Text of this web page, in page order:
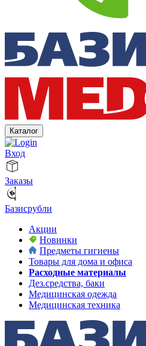
Каталог
Вход
Заказы
Базисрубли
Акции
Новинки
Предметы гигиены
Товары для дома и офиса
Расходные материалы
Дез.средства, баки
Медицинская одежда
Медицинская техника